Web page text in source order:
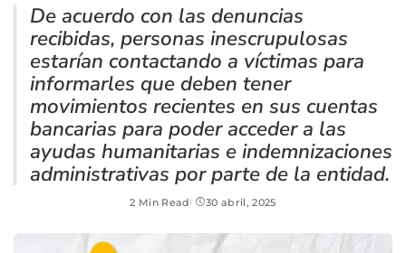
De acuerdo con las denuncias
recibidas, personas inescrupulosas
estarían contactando a víctimas para
informarles que deben tener
movimientos recientes en sus cuentas
bancarias para poder acceder a las
ayudas humanitarias e indemnizaciones
administrativas por parte de la entidad.
2 Min Read 30 abril, 2025